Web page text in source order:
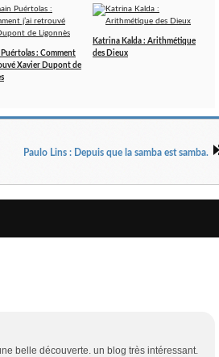
Puértolas : Comment
Xavier Dupont de
Katrina Kalda : Arithmétique
des Dieux
Paulo Lins : Depuis que la samba est samba.
belle découverte. un blog très intéressant.